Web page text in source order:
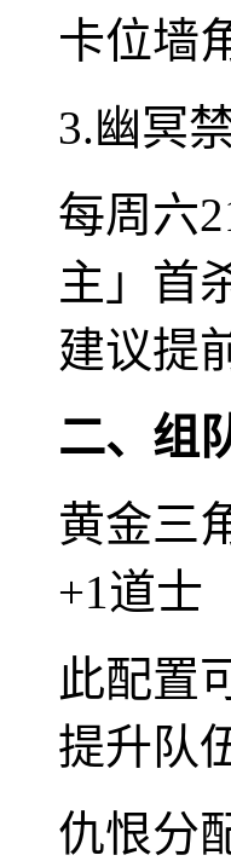
卡位墙
3.幽冥
每周六
主」首
建议提
二、组
黄金三
+1道士
此配置
提升队
仇恨分